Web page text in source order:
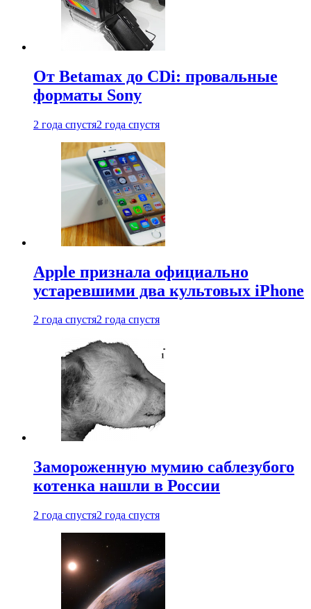
От Betamax до CDi: провальные
форматы Sony
2 года спустя2 года спустя
Apple признала официально
устаревшими два культовых iPhone
2 года спустя2 года спустя
Замороженную мумию саблезубого
котенка нашли в России
2 года спустя2 года спустя